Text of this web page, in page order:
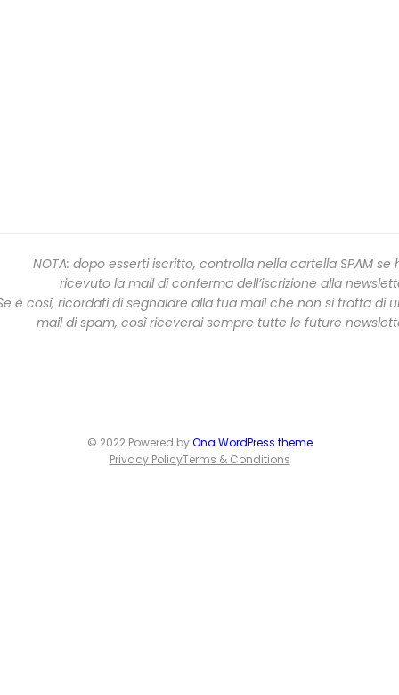
NOTA: dopo esserti iscritto, controlla nella cartella SPAM se
ricevuto la mail di conferma dell’iscrizione alla
è così, ricordati di segnalare alla tua mail che non si tratta di
mail di spam, così riceverai sempre tutte le future
© 2022 Powered byOna WordPress theme
Privacy PolicyTerms & Conditions